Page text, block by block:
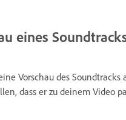
eines
Vorschau des Soundtracks
dass er zu deinem Video